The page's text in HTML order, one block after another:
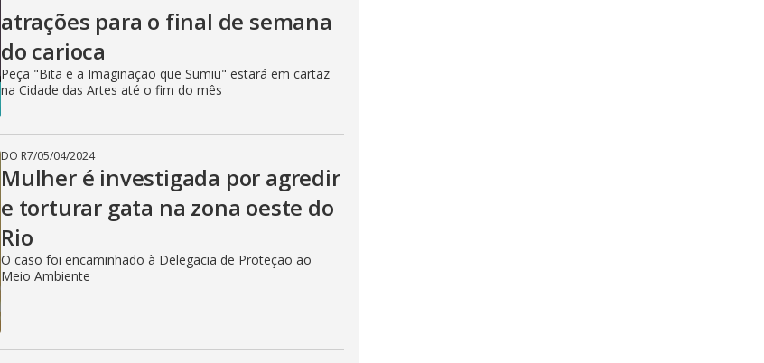
atrações para o final de semana
do carioca
Peça "Bita e a Imaginação que Sumiu" estará em cartaz
na Cidade das Artes até o fim do mês
DO R7/05/04/2024
Mulher é investigada por agredir
e torturar gata na zona oeste do
Rio
O caso foi encaminhado à Delegacia de Proteção ao
Meio Ambiente